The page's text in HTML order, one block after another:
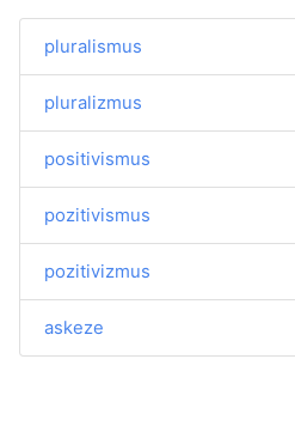
pluralismus
pluralizmus
positivismus
pozitivismus
pozitivizmus
askeze